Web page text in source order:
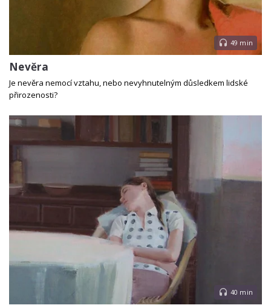
49 min
Nevěra
Je nevěra nemocí vztahu, nebo nevyhnutelným důsledkem lidské
přirozenosti?
40 min